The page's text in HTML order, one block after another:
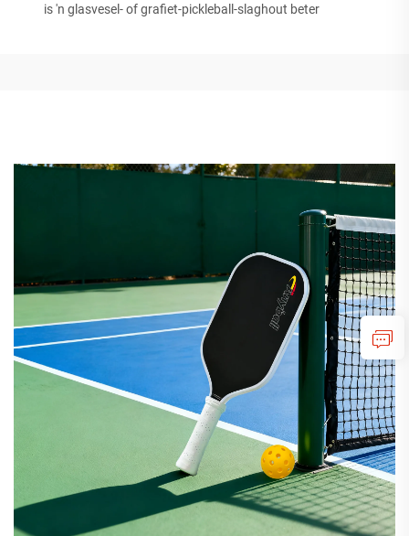
is 'n glasvesel- of grafiet-pickleball-slaghout beter